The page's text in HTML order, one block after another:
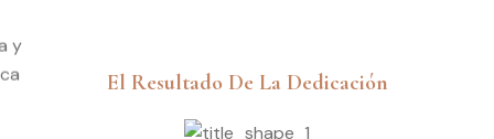
El Resultado De La Dedicación